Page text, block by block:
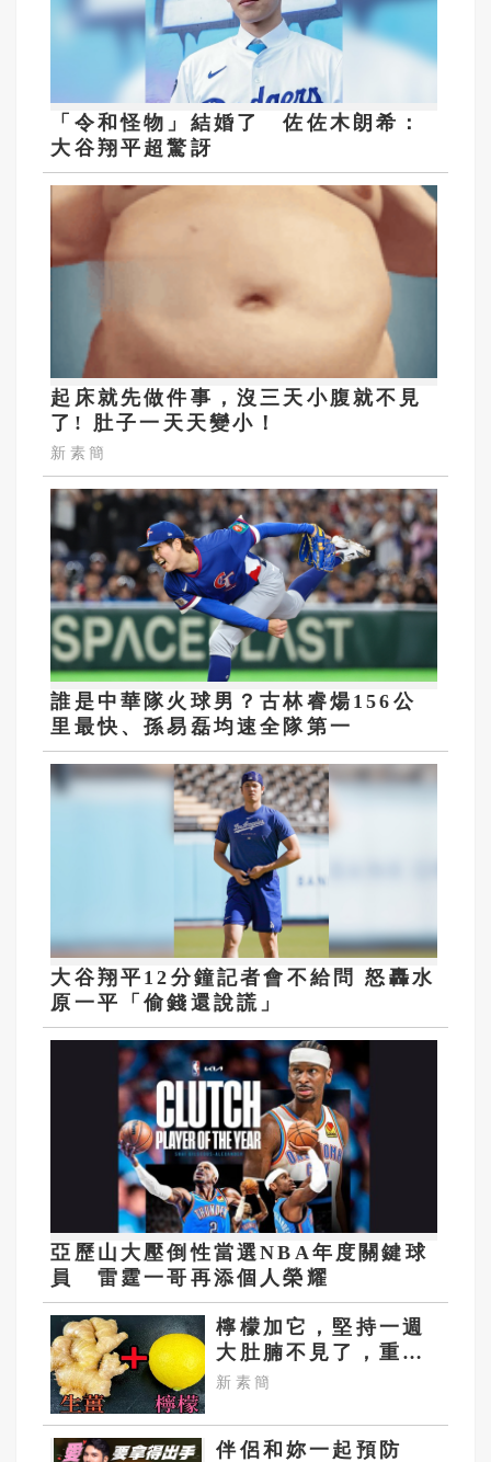
「令和怪物」結婚了 佐佐木朗希：
大谷翔平超驚訝
起床就先做件事，沒三天小腹就不見
了! 肚子一天天變小！
新素簡
誰是中華隊火球男？古林睿煬156公
里最快、孫易磊均速全隊第一
大谷翔平12分鐘記者會不給問 怒轟水
原一平「偷錢還說謊」
亞歷山大壓倒性當選NBA年度關鍵球
員 雷霆一哥再添個人榮耀
檸檬加它，堅持一週
大肚腩不見了，重新
回到45公斤
新素簡
伴侶和妳一起預防